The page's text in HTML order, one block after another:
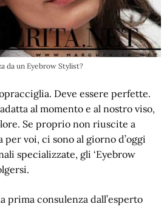
da un Eyebrow Stylist?
Deve essere perfette.
al momento e al nostro viso,
Se proprio non riuscite a
voi, ci sono al giorno d’oggi
specializzate, gli ‘Eyebrow
prima consulenza dall’esperto